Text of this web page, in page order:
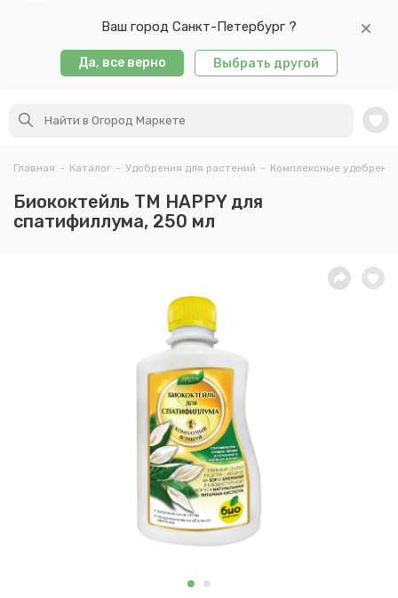
Ваш город Санкт-Петербург ?
Да, все верно Выбрать другой
Главная - Каталог - Удобрения для растений - Комплексные
Биококтейль ТМ HAPPY для
спатифиллума, 250 мл